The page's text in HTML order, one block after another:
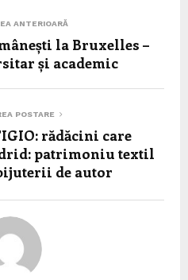
ANTERIOARĂ
la Bruxelles –
și academic
POSTARE
rădăcini care
patrimoniu textil
de autor